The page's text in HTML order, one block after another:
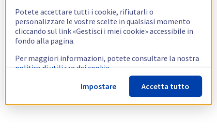
Potete accettare tutti i cookie, rifiutarli o
personalizzare le vostre scelte in qualsiasi momento
cliccando sul link «Gestisci i miei cookie» accessibile in
fondo alla pagina.
Per maggiori informazioni, potete consultare la nostra
politica di utilizzo dei cookie.
Impostare
Accetta tutto